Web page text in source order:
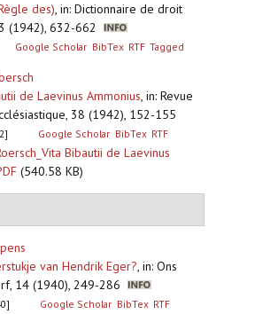
des), in: Dictionnaire de droit
(1942), 632-662
Google Scholar BibTex RTF Tagged
de Laevinus Ammonius, in: Revue
38 (1942), 152-155
Google Scholar BibTex RTF
Bibautii de Laevinus
(540.58 KB)
van Hendrik Eger?, in: Ons
14 (1940), 249-286
Google Scholar BibTex RTF